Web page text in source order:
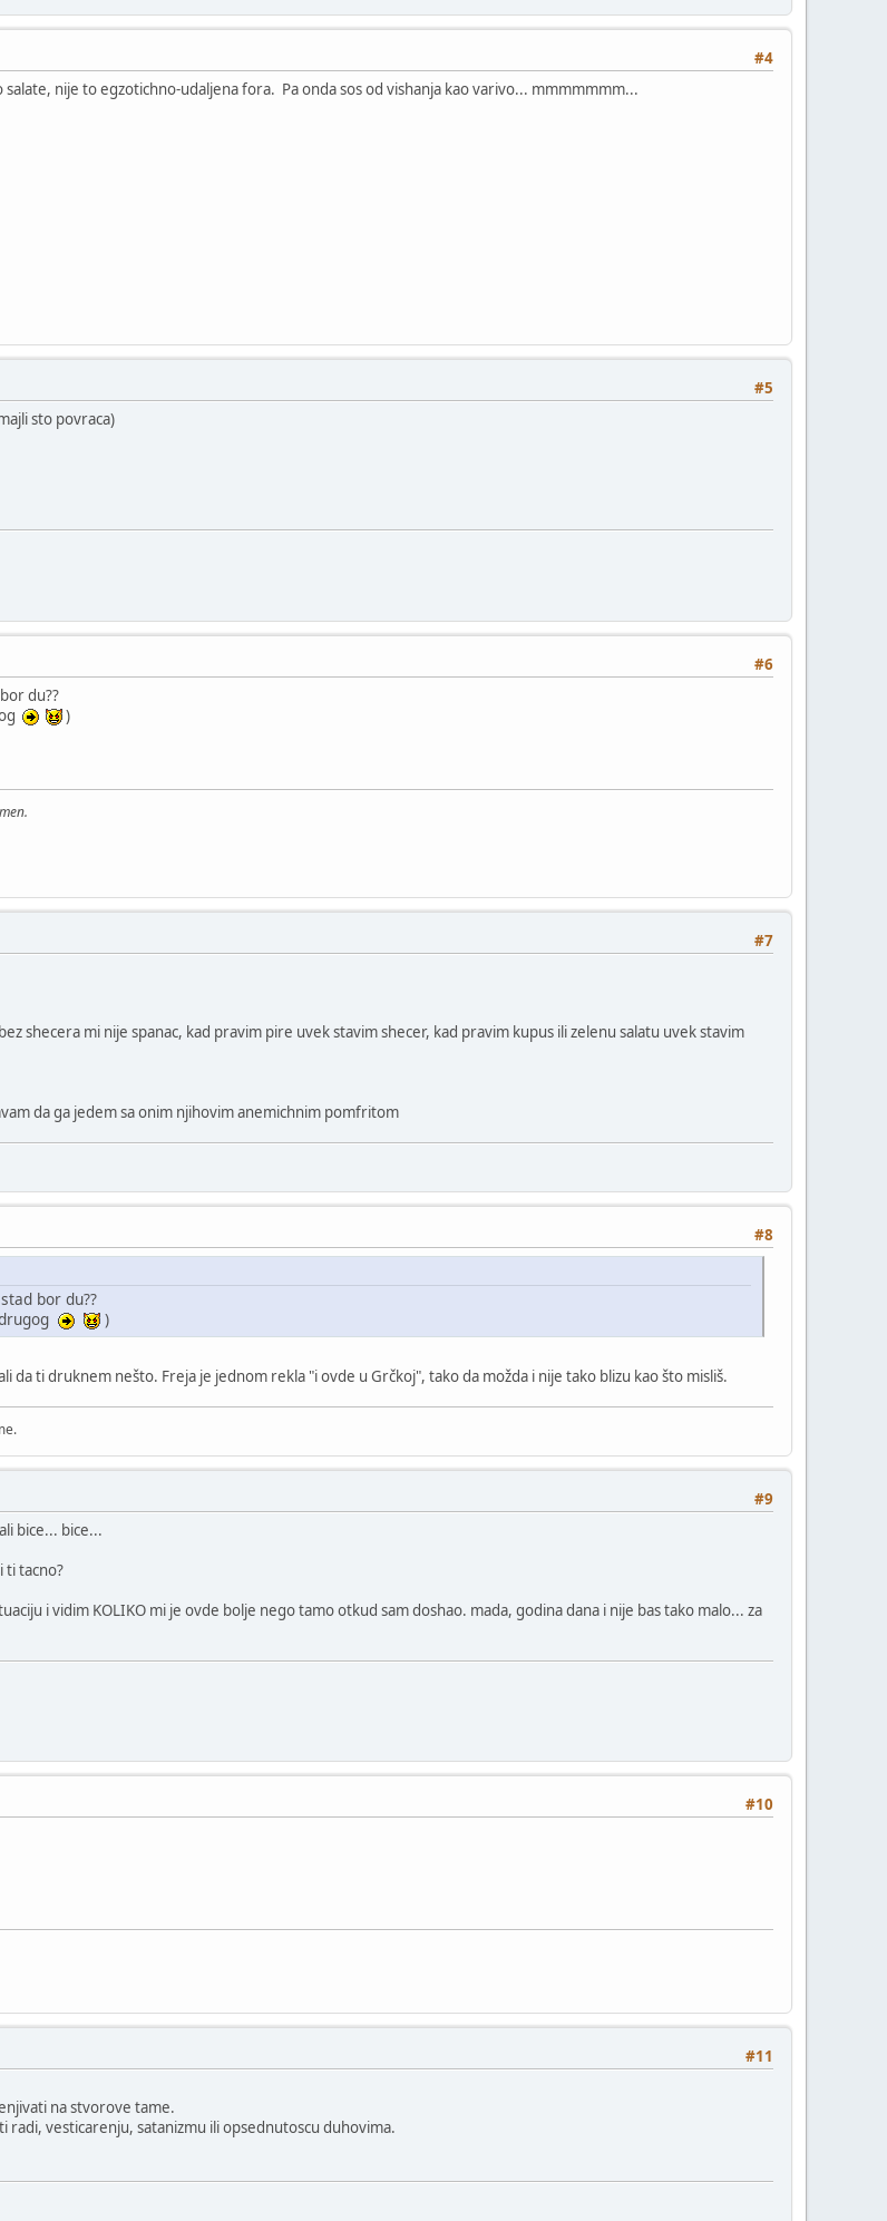
#4
nije to egzotichno-udaljena fora. Pa onda sos od vishanja kao varivo... mmmmmmm...
#5
sto povraca)
#6
du??
)
#7
shecera mi nije spanac, kad pravim pire uvek stavim shecer, kad pravim kupus ili zelenu salatu uvek stavim
da ga jedem sa onim njihovim anemichnim pomfritom
#8
bor du??
)
da ti druknem nešto. Freja je jednom rekla "i ovde u Grčkoj", tako da možda i nije tako blizu kao što misliš.
#9
bice... bice...
ti tacno?
i vidim KOLIKO mi je ovde bolje nego tamo otkud sam doshao. mada, godina dana i nije bas tako malo... za
#10
#11
na stvorove tame.
radi, vesticarenju, satanizmu ili opsednutoscu duhovima.